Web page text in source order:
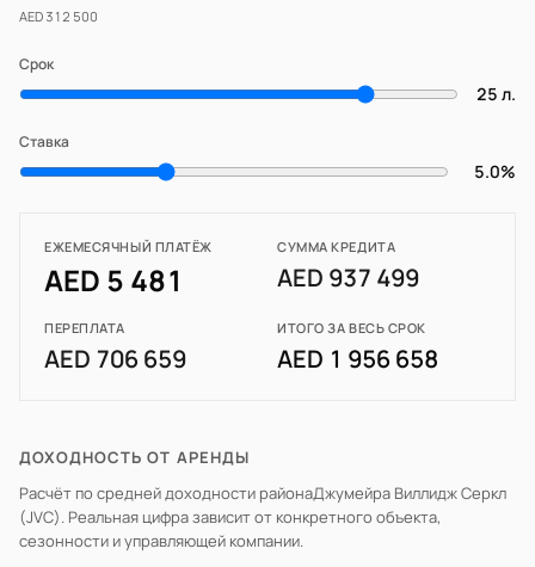
AED 312 500
Срок
25 л.
Ставка
5.0%
ЕЖЕМЕСЯЧНЫЙ ПЛАТЁЖ
AED 5 481
СУММА КРЕДИТА
AED 937 499
ПЕРЕПЛАТА
AED 706 659
ИТОГО ЗА ВЕСЬ СРОК
AED 1 956 658
ДОХОДНОСТЬ ОТ АРЕНДЫ
Расчёт по средней доходности районаДжумейра Виллидж Серкл
(JVC). Реальная цифра зависит от конкретного объекта,
сезонности и управляющей компании.